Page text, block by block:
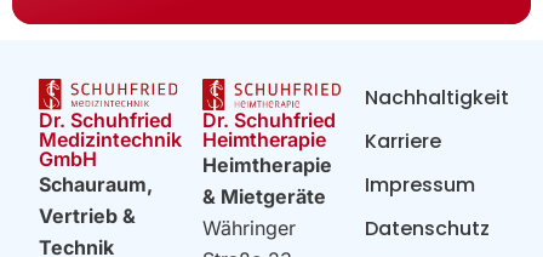
Dr. Schuhfried
Medizintechnik
GmbH
Schauraum,
Vertrieb &
Technik
Dr. Schuhfried
Heimtherapie
Heimtherapie
& Mietgeräte
Währinger
Nachhaltigkeit
Karriere
Impressum
Datenschutz